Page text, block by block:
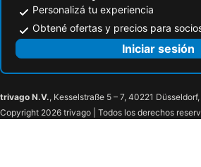
Personalizá tu experiencia
Obtené ofertas y precios para
Iniciar sesión
trivago N.V., Kesselstraße 5 – 7, 40221
Copyright 2026 trivago | Todos los derechos